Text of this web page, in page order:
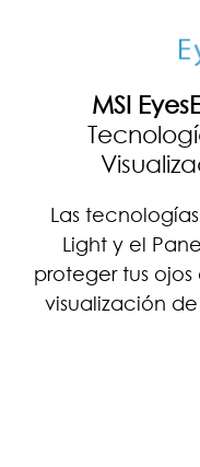
MSI
Las tecnologías
Light y el
proteger tus
visualización